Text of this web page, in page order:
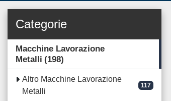
Categorie
Macchine Lavorazione
Metalli
198
Altro Macchine Lavorazione
Metalli
117